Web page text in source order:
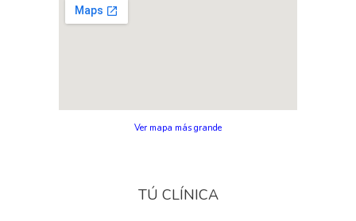
Ver mapa más grande
TÚ CLÍNICA